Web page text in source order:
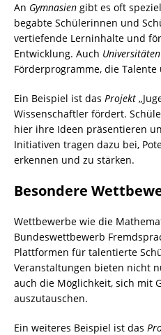
An Gymnasien gibt es oft
begabte Schülerinnen und
vertiefende Lerninhalte und
Entwicklung. Auch Universitäten
Förderprogramme, die
Ein Beispiel ist das Projekt
Wissenschaftler fördert.
hier ihre Ideen präsentieren
Initiativen tragen dazu bei,
erkennen und zu stärken.
Besondere
Wettbewerbe wie die
Bundeswettbewerb
Plattformen für talentierte
Veranstaltungen bieten nicht
auch die Möglichkeit, sich mit
auszutauschen.
Ein weiteres Beispiel ist das